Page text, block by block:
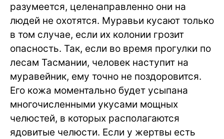
разумеется, целенаправленно они на
людей не охотятся. Муравьи кусают только
в том случае, если их колонии грозит
опасность. Так, если во время прогулки по
лесам Тасмании, человек наступит на
муравейник, ему точно не поздоровится.
Его кожа моментально будет усыпана
многочисленными укусами мощных
челюстей, в которых располагаются
ядовитые челюсти. Если у жертвы есть